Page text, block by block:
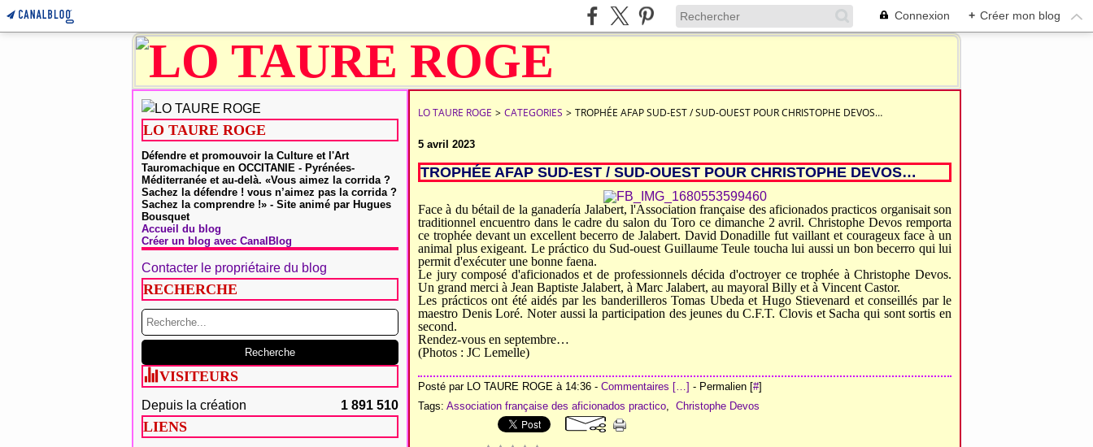
Connexion + Créer mon blog
LO TAURE ROGE
Défendre et promouvoir la Culture et l'Art
Tauromachique en OCCITANIE - Pyrénées-
Méditerranée et au-delà. «Vous aimez la corrida ?
Sachez la défendre ! vous n’aimez pas la corrida ?
Sachez la comprendre !» - Site animé par Hugues
Bousquet
Accueil du blog
Créer un blog avec CanalBlog
Contacter le propriétaire du blog
RECHERCHE
VISITEURS
Depuis la création 1 891 510
LIENS
LO TAURE ROGE > CATEGORIES > TROPHÉE AFAP SUD-EST / SUD-OUEST POUR CHRISTOPHE DEVOS…
5 avril 2023
TROPHÉE AFAP SUD-EST / SUD-OUEST POUR CHRISTOPHE DEVOS…
Face à du bétail de la ganadería Jalabert, l'Association française des aficionados practicos organisait son
traditionnel encuentro dans le cadre du salon du Toro ce dimanche 2 avril. Christophe Devos remporta
ce trophée devant un excellent becerro de Jalabert. David Donadille fut vaillant et courageux face à un
animal plus exigeant. Le práctico du Sud-ouest Guillaume Teule toucha lui aussi un bon becerro qui lui
permit d'exécuter une bonne faena.
Le jury composé d'aficionados et de professionnels décida d'octroyer ce trophée à Christophe Devos.
Un grand merci à Jean Baptiste Jalabert, à Marc Jalabert, au mayoral Billy et à Vincent Castor.
Les prácticos ont été aidés par les banderilleros Tomas Ubeda et Hugo Stievenard et conseillés par le
maestro Denis Loré. Noter aussi la participation des jeunes du C.F.T. Clovis et Sacha qui sont sortis en
second.
Rendez-vous en septembre…
(Photos : JC Lemelle)
Posté par LO TAURE ROGE à 14:36 - Commentaires […] - Permalien [#]
Tags: Association française des aficionados practico, Christophe Devos